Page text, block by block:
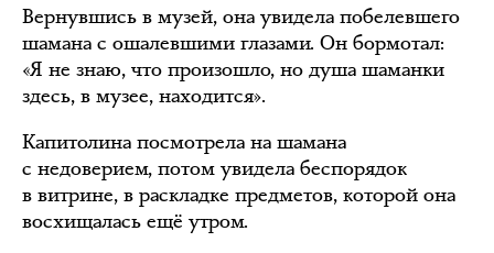
Вернувшись в музей, она увидела побелевшего
шамана с ошалевшими глазами. Он бормотал:
«Я не знаю, что произошло, но душа шаманки
здесь, в музее, находится».
Капитолина посмотрела на шамана
с недоверием, потом увидела беспорядок
в витрине, в раскладке предметов, которой она
восхищалась ещё утром.